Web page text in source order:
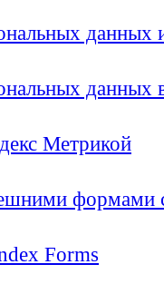
Метрикой
формами
Forms